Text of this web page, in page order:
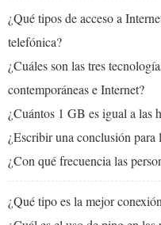
¿Qué tipos de acceso a
telefónica?
¿Cuáles son las tres
contemporáneas e Internet?
¿Cuántos 1 GB es igual a las
¿Escribir una conclusión para
¿Con qué frecuencia las
¿Qué tipo es la mejor